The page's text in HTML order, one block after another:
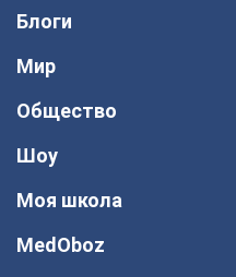
Блоги
Мир
Общество
Шоу
Моя школа
MedOboz